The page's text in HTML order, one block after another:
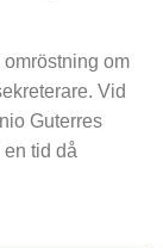
om
Vid
Guterres
en tid då